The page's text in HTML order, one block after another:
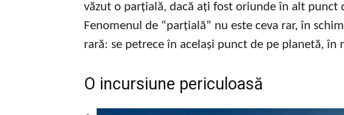
văzut o parțială, dacă ați fost oriunde în alt punct
Fenomenul de “parțială” nu este ceva rar, în
rară: se petrece în același punct de pe planetă, în
O incursiune periculoasă